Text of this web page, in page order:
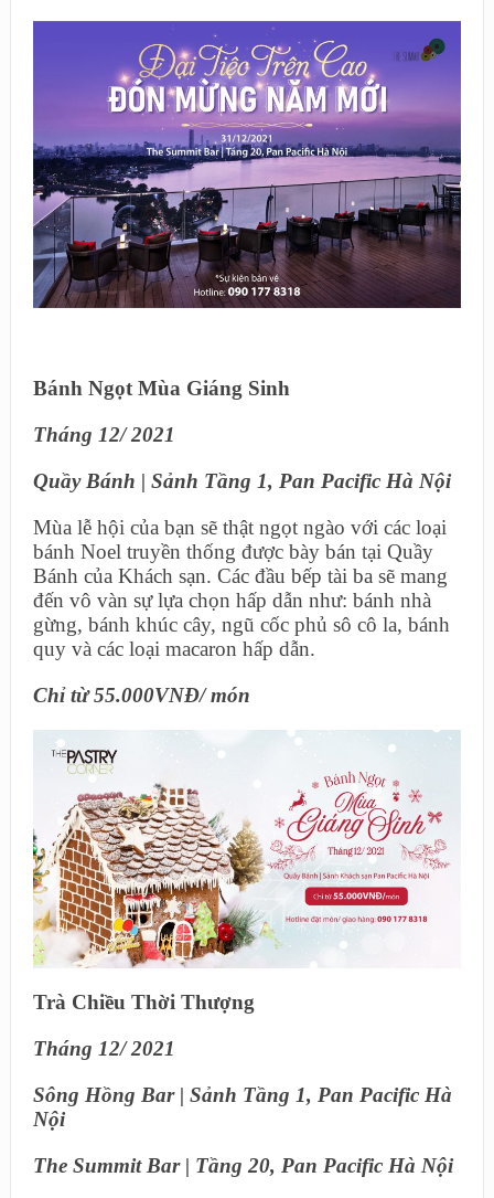
Bánh Ngọt Mùa Giáng Sinh
Tháng 12/ 2021
Quầy Bánh | Sảnh Tầng 1, Pan Pacific Hà Nội
Mùa lễ hội của bạn sẽ thật ngọt ngào với các loại
bánh Noel truyền thống được bày bán tại Quầy
Bánh của Khách sạn. Các đầu bếp tài ba sẽ mang
đến vô vàn sự lựa chọn hấp dẫn như: bánh nhà
gừng, bánh khúc cây, ngũ cốc phủ sô cô la, bánh
quy và các loại macaron hấp dẫn.
Chỉ từ 55.000VNĐ/ món
Trà Chiều Thời Thượng
Tháng 12/ 2021
Sông Hồng Bar | Sảnh Tầng 1, Pan Pacific Hà
Nội
The Summit Bar | Tầng 20, Pan Pacific Hà Nội